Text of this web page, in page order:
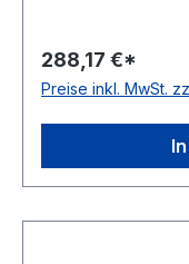
Material
DIN 5296
288,17 €*
Preise inkl. MwSt.